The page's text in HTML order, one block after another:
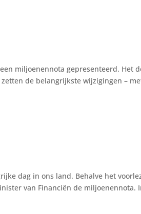
miljoenennota gepresenteerd. Het
de belangrijkste wijzigingen –
dag in ons land. Behalve het
van Financiën de miljoenennota.